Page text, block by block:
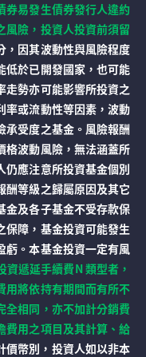
券易發生債券發行人違約
風險，投資人投資前須留
，因其波動性與風險程度
低於已開發國家，也可能
走勢亦可能影響所投資之
率或流動性等因素，波動
承受度之基金。風險報酬
格波動風險，無法涵蓋所
仍應注意所投資基金個別
酬等級之歸屬原因及其它
金及各子基金不受存款保
保障，基金投資可能發生
虧。本基金投資一定有風
資遞延手續費N 類型者，
用將依持有期間而有所不
全相同，亦不加計分銷費
費用之項目及其計算、給
價幣別，投資人如以非本